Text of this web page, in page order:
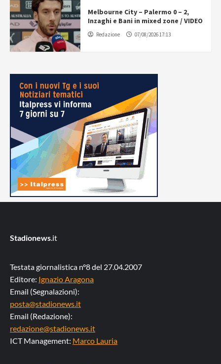
Melbourne City – Palermo 0 – 2,
Inzaghi e Bani in mixed zone / VIDEO
Redazione 07/08/2026 17:13
Stadionews.it
Testata giornalistica n°8 del 27.04.2007
Editore: Ignazio Aragona
Email (Segnalazioni):
posta@stadionews.it
Email (Redazione):
redazione@stadionews.it
ICT Management: Marco Lauria